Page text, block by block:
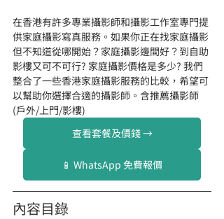
在香港有許多專業攝影師和攝影工作室專門提
供家庭攝影寫真服務。如果你正在找家庭攝影
但不知道從哪開始？家庭攝影邊間好？到自助
影樓又可不可行? 家庭攝影價格是多少? 我們
整合了一些香港家庭攝影服務的比較，希望可
以幫助你選擇合適的攝影師。含推薦攝影師
(戶外/上門/影樓)
查看套餐及價錢 →
📱 WhatsApp 免費報價
內容目錄